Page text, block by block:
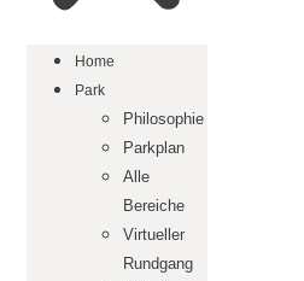
Home
Park
Philosophie
Parkplan
Alle
Bereiche
Virtueller
Rundgang